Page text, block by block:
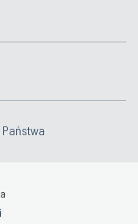
Państwa